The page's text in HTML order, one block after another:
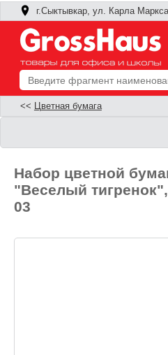
г.Сыктывкар, ул. Карла
<< Цветная бумага
Набор цветной
"Веселый
03